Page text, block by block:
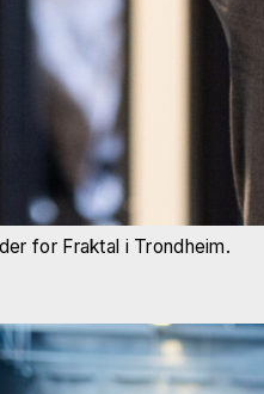
for Fraktal i Trondheim.